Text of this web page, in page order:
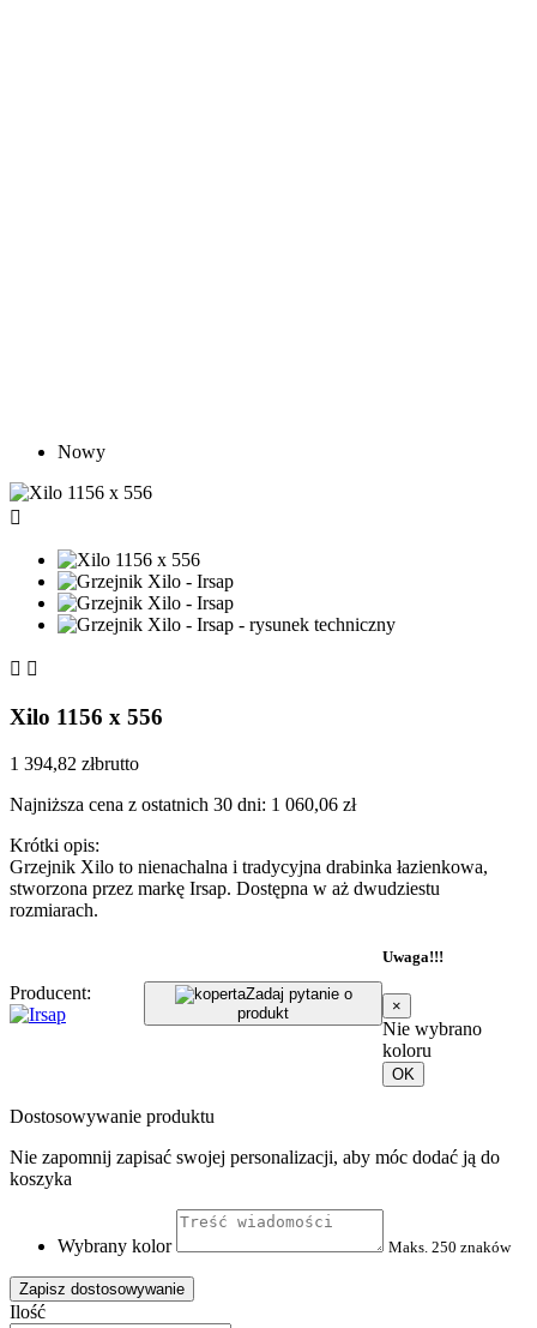
Nowy

 
Xilo 1156 x 556
1 394,82 złbrutto
Najniższa cena z ostatnich 30 dni: 1 060,06 zł
Krótki opis:
Grzejnik Xilo to nienachalna i tradycyjna drabinka łazienkowa,
stworzona przez markę Irsap. Dostępna w aż dwudziestu
rozmiarach.
Producent:
Zadaj pytanie o
produkt
Uwaga!!!
×
Nie wybrano
koloru
OK
Dostosowywanie produktu
Nie zapomnij zapisać swojej personalizacji, aby móc dodać ją do
koszyka
Wybrany kolor Maks. 250 znaków
Zapisz dostosowywanie
Ilość